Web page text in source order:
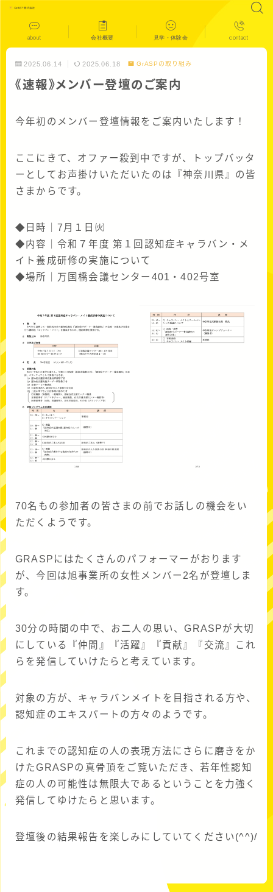
about 会社概要 見学・体験会 contact
2025.06.14 2025.06.18 GrASPの取り組み
《速報》メンバー登壇のご案内
今年初のメンバー登壇情報をご案内いたします！
ここにきて、オファー殺到中ですが、トップバッタ
ーとしてお声掛けいただいたのは『神奈川県』の皆
さまからです。
◆日時｜7月１日㈫
◆内容｜令和７年度 第１回認知症キャラバン・メ
イト養成研修の実施について
◆場所｜万国橋会議センター401・402号室
70名もの参加者の皆さまの前でお話しの機会をい
ただくようです。
GRASPにはたくさんのパフォーマーがおります
が、今回は旭事業所の女性メンバー2名が登壇しま
す。
30分の時間の中で、お二人の思い、GRASPが大切
にしている『仲間』『活躍』『貢献』『交流』これ
らを発信していけたらと考えています。
対象の方が、キャラバンメイトを目指される方や、
認知症のエキスパートの方々のようです。
これまでの認知症の人の表現方法にさらに磨きをか
けたGRASPの真骨頂をご覧いただき、若年性認知
症の人の可能性は無限大であるということを力強く
発信してゆけたらと思います。
登壇後の結果報告を楽しみにしていてください(^^)/